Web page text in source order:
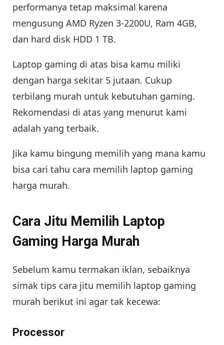
performanya tetap maksimal karena
mengusung AMD Ryzen 3-2200U, Ram 4GB,
dan hard disk HDD 1 TB.
Laptop gaming di atas bisa kamu miliki
dengan harga sekitar 5 jutaan. Cukup
terbilang murah untuk kebutuhan gaming.
Rekomendasi di atas yang menurut kami
adalah yang terbaik.
Jika kamu bingung memilih yang mana kamu
bisa cari tahu cara memilih laptop gaming
harga murah.
Cara Jitu Memilih Laptop
Gaming Harga Murah
Sebelum kamu termakan iklan, sebaiknya
simak tips cara jitu memilih laptop gaming
murah berikut ini agar tak kecewa:
Processor